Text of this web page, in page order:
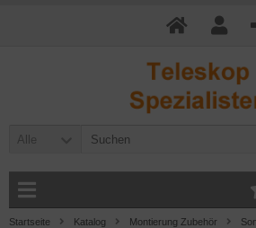
Alle
Startseite Katalog Montierung Zubehör